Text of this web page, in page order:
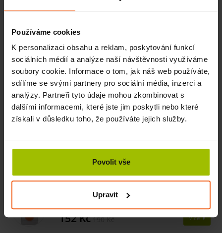
Používáme cookies
K personalizaci obsahu a reklam, poskytování funkcí
sociálních médií a analýze naší návštěvnosti využíváme
soubory cookie. Informace o tom, jak náš web používáte,
sdílíme se svými partnery pro sociální média, inzerci a
analýzy. Partneři tyto údaje mohou zkombinovat s
dalšími informacemi, které jste jim poskytli nebo které
získali v důsledku toho, že používáte jejich služby.
Povolit vše
Upravit
cvičením také podporujete jemnou motoriku, což je
důležité hlavně pro zdravý vývoj dětí. Pro snadnou
vyrobena, si ji děti oblíbí. Velké balení vám umožní se
s nimi rozdělit, nebo procvičovat obě ruce najednou.
Ke cvičení můžete také využít dalších výrobků z řady
posilovacích pomůcek, např.posilovač rukou Sanctband.
Jak uskladnit posilovací hmotu
Cvičební hmotu Putty skladujte uzavřenou na suchém
Související produkty
Posilovač rukou Sanctband, měkký, pomeranč
152 Kč 190 Kč Více